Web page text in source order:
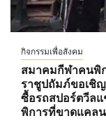
กิจกรรมเพื่อสังคม
สมาคมกีฬาคนพิ
ราชูปถัมภ์ขอเชิ
ซื้อรถสปอร์ตวีล
พิการที่ขาดแคลน